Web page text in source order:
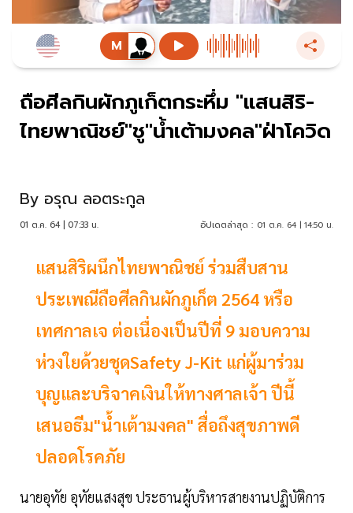
ถือศีลกินผักภูเก็ตกระหึ่ม "แสนสิริ-
ไทยพาณิชย์"ชู"น้ำเต้ามงคล"ฝ่าโควิด
By อรุณ ลอตระกูล
01 ต.ค. 64 | 07:33 น. อัปเดตล่าสุด : 01 ต.ค. 64 | 14:50 น.
แสนสิริผนึกไทยพาณิชย์ ร่วมสืบสาน
ประเพณีถือศีลกินผักภูเก็ต 2564 หรือ
เทศกาลเจ ต่อเนื่องเป็นปีที่ 9 มอบความ
ห่วงใยด้วยชุดSafety J-Kit แก่ผู้มาร่วม
บุญและบริจาคเงินให้ทางศาลเจ้า ปีนี้
เสนอธีม"น้ำเต้ามงคล" สื่อถึงสุขภาพดี
ปลอดโรคภัย
นายอุทัย อุทัยแสงสุข ประธานผู้บริหารสายงานปฏิบัติการ